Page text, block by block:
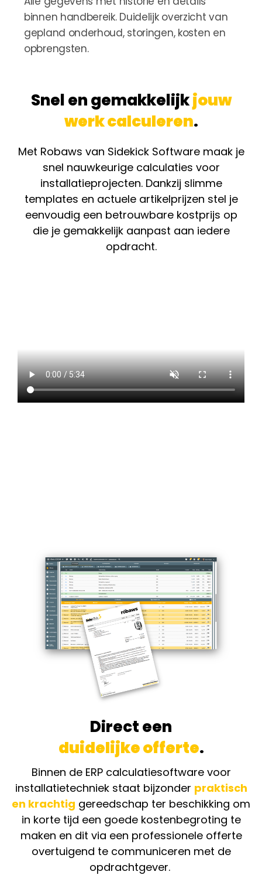
binnen handbereik. Duidelijk overzicht van
gepland onderhoud, storingen, kosten en
opbrengsten.
Snel en gemakkelijkjouw
werk calculeren.
Met Robaws van Sidekick Software maak je
snel nauwkeurige calculaties voor
installatieprojecten. Dankzij slimme
templates en actuele artikelprijzen stel je
eenvoudig een betrouwbare kostprijs op
die je gemakkelijk aanpast aan iedere
opdracht.
Direct een
duidelijke offerte.
Binnen de ERP calculatiesoftware voor
installatietechniek staat bijzonder praktisch
en krachtig gereedschap ter beschikking om
in korte tijd een goede kostenbegroting te
maken en dit via een professionele offerte
overtuigend te communiceren met de
opdrachtgever.